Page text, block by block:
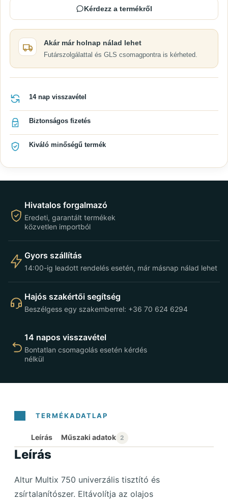
Kérdezz a termékről
Akár már holnap nálad lehet
Futárszolgálattal és GLS csomagpontra is kérheted.
14 nap visszavétel
Biztonságos fizetés
Kiváló minőségű termék
Hivatalos forgalmazó
Eredeti, garantált termékek
közvetlen importból
Gyors szállítás
14:00-ig leadott rendelés esetén, már másnap nálad lehet
Hajós szakértői segítség
Beszélgess egy szakemberrel: +36 70 624 6294
14 napos visszavétel
Bontatlan csomagolás esetén kérdés
nélkül
Leírás
Leírás
Altur Multix 750 univerzális tisztító és
zsírtalanítószer. Eltávolítja az olajos